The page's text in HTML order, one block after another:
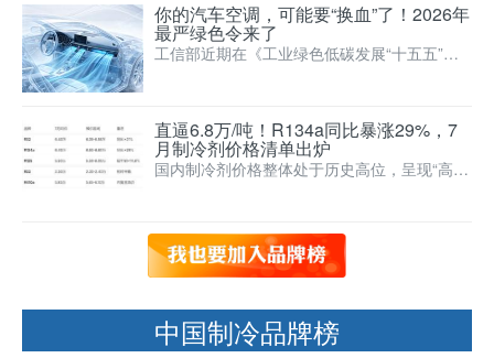
你的汽车空调，可能要“换血”了！2026年
最严绿色令来了
工信部近期在《工业绿色低碳发展“十五五”规
直逼6.8万/吨！R134a同比暴涨29%，7
月制冷剂价格清单出炉
国内制冷剂价格整体处于历史高位，呈现“高位
中国制冷品牌榜